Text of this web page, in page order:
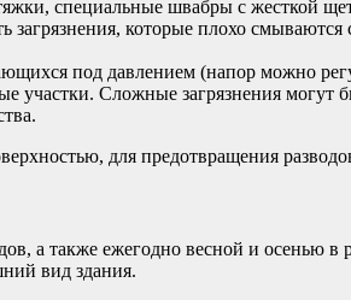
специальные швабры с жесткой
загрязнения, которые плохо
под давлением (напор можно
участки. Сложные загрязнения могут
для предотвращения
а также ежегодно весной и осенью
вид здания.